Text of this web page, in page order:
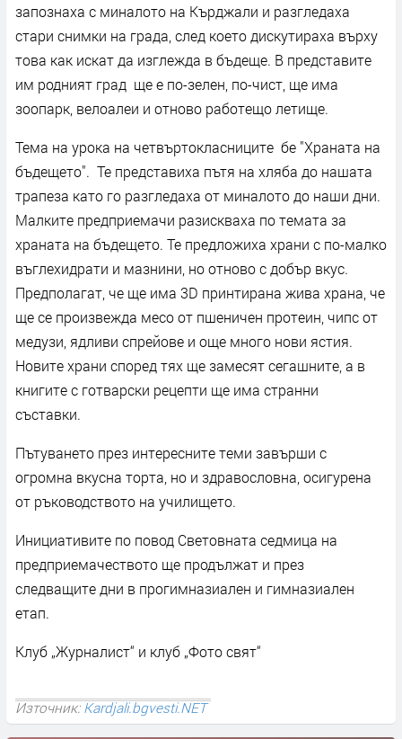
запознаха с миналото на Кърджали и разгледаха
стари снимки на града, след което дискутираха върху
това как искат да изглежда в бъдеще. В представите
им родният град ще е по-зелен, по-чист, ще има
зоопарк, велоалеи и отново работещо летище.
Тема на урока на четвъртокласниците бе "Храната на
бъдещето". Те представиха пътя на хляба до нашата
трапеза като го разгледаха от миналото до наши дни.
Малките предприемачи разискваха по темата за
храната на бъдещето. Те предложиха храни с по-малко
въглехидрати и мазнини, но отново с добър вкус.
Предполагат, че ще има 3D принтирана жива храна, че
ще се произвежда месо от пшеничен протеин, чипс от
медузи, ядливи спрейове и още много нови ястия.
Новите храни според тях ще замесят сегашните, а в
книгите с готварски рецепти ще има странни
съставки.
Пътуването през интересните теми завърши с
огромна вкусна торта, но и здравословна, осигурена
от ръководството на училището.
Инициативите по повод Световната седмица на
предприемачеството ще продължат и през
следващите дни в прогимназиален и гимназиален
етап.
Клуб „Журналист“ и клуб „Фото свят“
Източник:Kardjali.bgvesti.NET